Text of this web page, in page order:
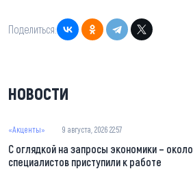
Поделиться:
НОВОСТИ
«Акценты» 9 августа, 2026 22:57
С оглядкой на запросы экономики –
специалистов приступили к работе